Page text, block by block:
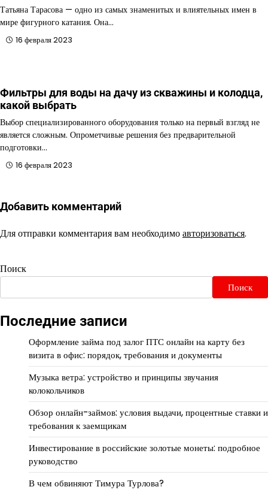
Татьяна Тарасова — одно из самых знаменитых и влиятельных имен в
мире фигурного катания. Она…
16 февраля 2023
Фильтры для воды на дачу из скважины и колодца,
какой выбрать
Выбор специализированного оборудования только на первый взгляд не
является сложным. Опрометчивые решения без предварительной
подготовки…
16 февраля 2023
Добавить комментарий
Для отправки комментария вам необходимоавторизоваться.
Поиск
Поиск
Последние записи
Оформление займа под залог ПТС онлайн на карту без
визита в офис: порядок, требования и документы
Музыка ветра: устройство и принципы звучания
колокольчиков
Обзор онлайн-займов: условия выдачи, процентные ставки и
требования к заемщикам
Инвестирование в российские золотые монеты: подробное
руководство
В чем обвиняют Тимура Турлова?